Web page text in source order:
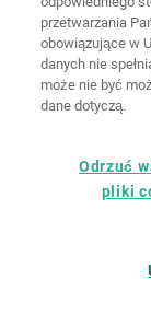
przetwarzania
obowiązujące w
danych nie
może nie być
dane dotyczą.
Odrzuć
pliki